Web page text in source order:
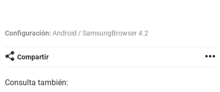
Configuración: Android / SamsungBrowser 4.2
Compartir
Consulta también: